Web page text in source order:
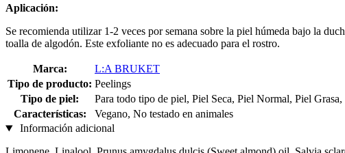
Aplicación:
Se recomienda utilizar 1-2 veces por semana sobre la piel húmeda bajo la
toalla de algodón. Este exfoliante no es adecuado para el rostro.
Marca:
L:A BRUKET
Tipo de producto: Peelings
Tipo de piel:
Para todo tipo de piel, Piel Seca, Piel Normal, Piel
Características:
Vegano, No testado en animales
Información adicional